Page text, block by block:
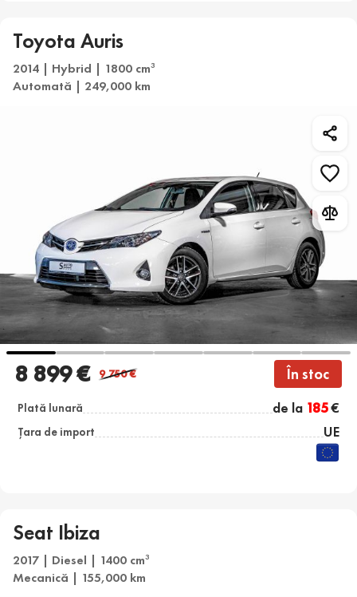
Toyota Auris
2014 | Hybrid | 1800 cm3
Automată | 249,000 km
8 899 € 9 750€ În stoc
Plată lunară de la 185€
Țara de import UE
Seat Ibiza
2017 | Diesel | 1400 cm3
Mecanică | 155,000 km